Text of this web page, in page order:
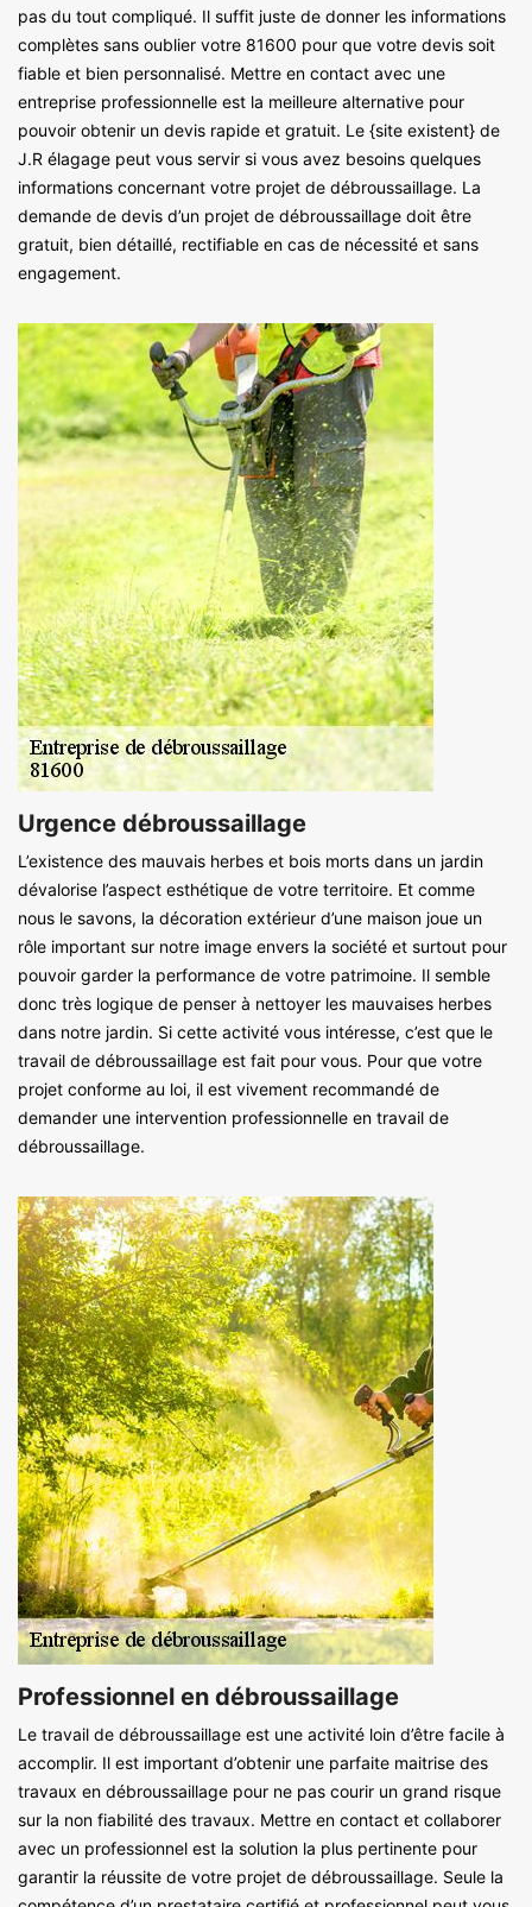
pas du tout compliqué. Il suffit juste de donner les informations
complètes sans oublier votre 81600 pour que votre devis soit
fiable et bien personnalisé. Mettre en contact avec une
entreprise professionnelle est la meilleure alternative pour
pouvoir obtenir un devis rapide et gratuit. Le {site existent} de
J.R élagage peut vous servir si vous avez besoins quelques
informations concernant votre projet de débroussaillage. La
demande de devis d’un projet de débroussaillage doit être
gratuit, bien détaillé, rectifiable en cas de nécessité et sans
engagement.
Urgence débroussaillage
L’existence des mauvais herbes et bois morts dans un jardin
dévalorise l’aspect esthétique de votre territoire. Et comme
nous le savons, la décoration extérieur d’une maison joue un
rôle important sur notre image envers la société et surtout pour
pouvoir garder la performance de votre patrimoine. Il semble
donc très logique de penser à nettoyer les mauvaises herbes
dans notre jardin. Si cette activité vous intéresse, c’est que le
travail de débroussaillage est fait pour vous. Pour que votre
projet conforme au loi, il est vivement recommandé de
demander une intervention professionnelle en travail de
débroussaillage.
Professionnel en débroussaillage
Le travail de débroussaillage est une activité loin d’être facile à
accomplir. Il est important d’obtenir une parfaite maitrise des
travaux en débroussaillage pour ne pas courir un grand risque
sur la non fiabilité des travaux. Mettre en contact et collaborer
avec un professionnel est la solution la plus pertinente pour
garantir la réussite de votre projet de débroussaillage. Seule la